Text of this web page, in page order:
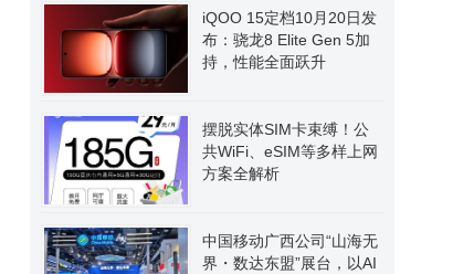
iQOO 15定档10月20日发
布：骁龙8 Elite Gen 5加
持，性能全面跃升
摆脱实体SIM卡束缚！公
共WiFi、eSIM等多样上网
方案全解析
中国移动广西公司“山海无
界・数达东盟”展台，以AI